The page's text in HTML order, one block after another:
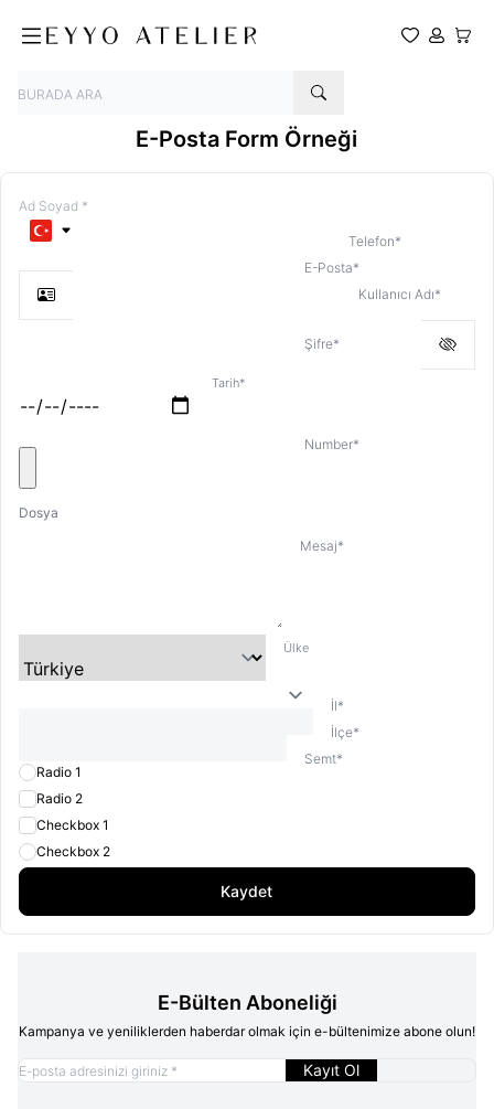
Favoriler
Hesabım
Sepet
E-Posta Form Örneği
Telefon*
E-Posta*
Kullanıcı Adı*
Şifre*
Tarih*
Number*
Dosya
Mesaj*
Ülke
İl*
İlçe*
Semt*
Radio 1
Radio 2
Checkbox 1
Checkbox 2
Kaydet
E-Bülten Aboneliği
Kampanya ve yeniliklerden haberdar olmak için e-bültenimize abone olun!
Kayıt Ol